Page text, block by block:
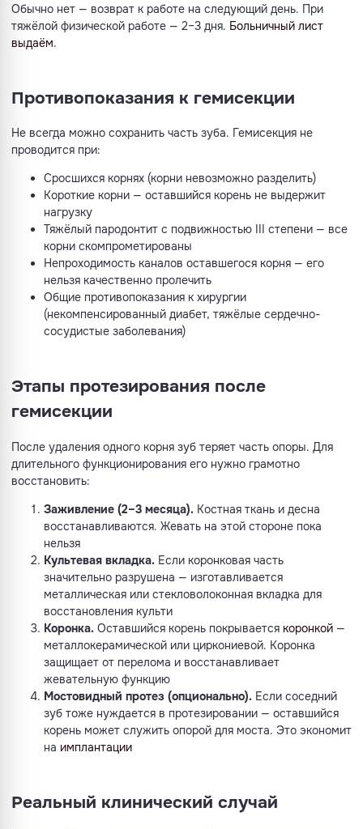
Обычно нет — возврат к работе на следующий день. При
тяжёлой физической работе — 2–3 дня. Больничный лист
выдаём.
Противопоказания к гемисекции
Не всегда можно сохранить часть зуба. Гемисекция не
проводится при:
Сросшихся корнях (корни невозможно разделить)
Короткие корни — оставшийся корень не выдержит
нагрузку
Тяжёлый пародонтит с подвижностью III степени — все
корни скомпрометированы
Непроходимость каналов оставшегося корня — его
нельзя качественно пролечить
Общие противопоказания к хирургии
(некомпенсированный диабет, тяжёлые сердечно-
сосудистые заболевания)
Этапы протезирования после
гемисекции
После удаления одного корня зуб теряет часть опоры. Для
длительного функционирования его нужно грамотно
восстановить:
Заживление (2–3 месяца). Костная ткань и десна
восстанавливаются. Жевать на этой стороне пока
нельзя
Культевая вкладка. Если коронковая часть
значительно разрушена — изготавливается
металлическая или стекловолоконная вкладка для
восстановления культи
Коронка. Оставшийся корень покрывается коронкой —
металлокерамической или циркониевой. Коронка
защищает от перелома и восстанавливает
жевательную функцию
Мостовидный протез (опционально). Если соседний
зуб тоже нуждается в протезировании — оставшийся
корень может служить опорой для моста. Это экономит
на имплантации
Реальный клинический случай